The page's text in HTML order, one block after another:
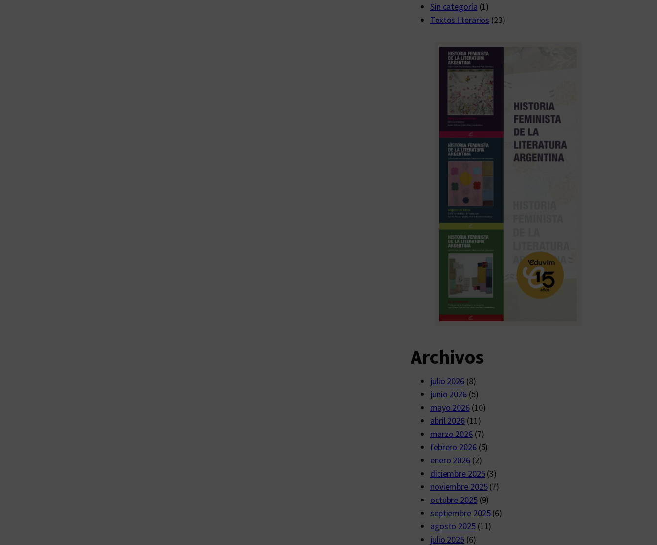
Sin categoría (1)
Textos literarios (23)
Archivos
julio 2026(8)
junio 2026(5)
mayo 2026 (10)
abril 2026(11)
marzo 2026(7)
febrero 2026(5)
enero 2026(2)
diciembre 2025(3)
noviembre 2025(7)
octubre 2025(9)
septiembre 2025(6)
agosto 2025(11)
julio 2025(6)